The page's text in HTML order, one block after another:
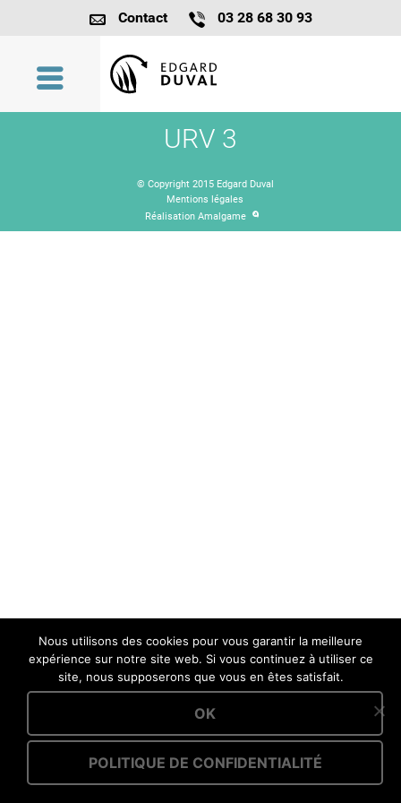
Contact 03 28 68 30 93
URV 3
© Copyright 2015 Edgard Duval
Mentions légales
Réalisation Amalgame
Nous utilisons des cookies pour vous garantir la meilleure
expérience sur notre site web. Si vous continuez à utiliser ce
site, nous supposerons que vous en êtes satisfait.
OK
POLITIQUE DE CONFIDENTIALITÉ